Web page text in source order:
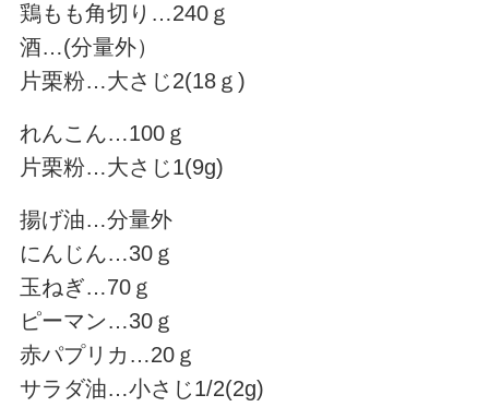
鶏もも角切り…240ｇ
酒…(分量外）
片栗粉…大さじ2(18ｇ)
れんこん…100ｇ
片栗粉…大さじ1(9g)
揚げ油…分量外
にんじん…30ｇ
玉ねぎ…70ｇ
ピーマン…30ｇ
赤パプリカ…20ｇ
サラダ油…小さじ1/2(2g)